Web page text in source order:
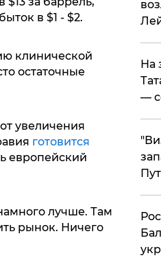
в $1 - $2.
клинической
остаточные
увеличения
готовится
европейский
лучше. Там
рынок. Ничего
На
—